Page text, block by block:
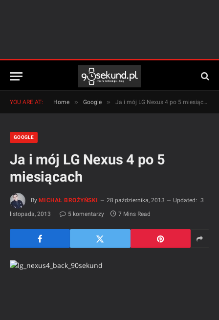
YOU ARE AT: Home » Google » Ja i mój LG Nexus 4 po 5 miesiącach
GOOGLE
Ja i mój LG Nexus 4 po 5
miesiącach
By MICHAŁ BROŻYŃSKI 28 października, 2013 Updated: 3
listopada, 2013
5 komentarzy 7 Mins Read